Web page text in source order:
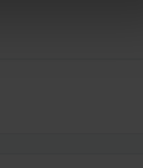
Verwendung unserer
Rahmen Ihrer Nutzung